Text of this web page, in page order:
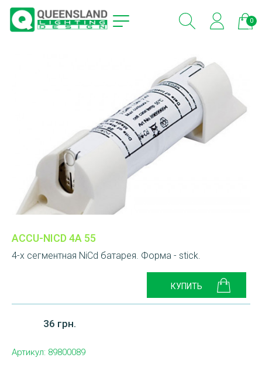
0
ACCU-NICD 4A 55
4-х сегментная NiCd батарея. Форма - stick.
36 грн.
Артикул: 89800089